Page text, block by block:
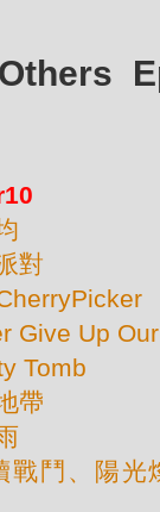
對
Give Up
Tomb
帶
戰鬥、陽